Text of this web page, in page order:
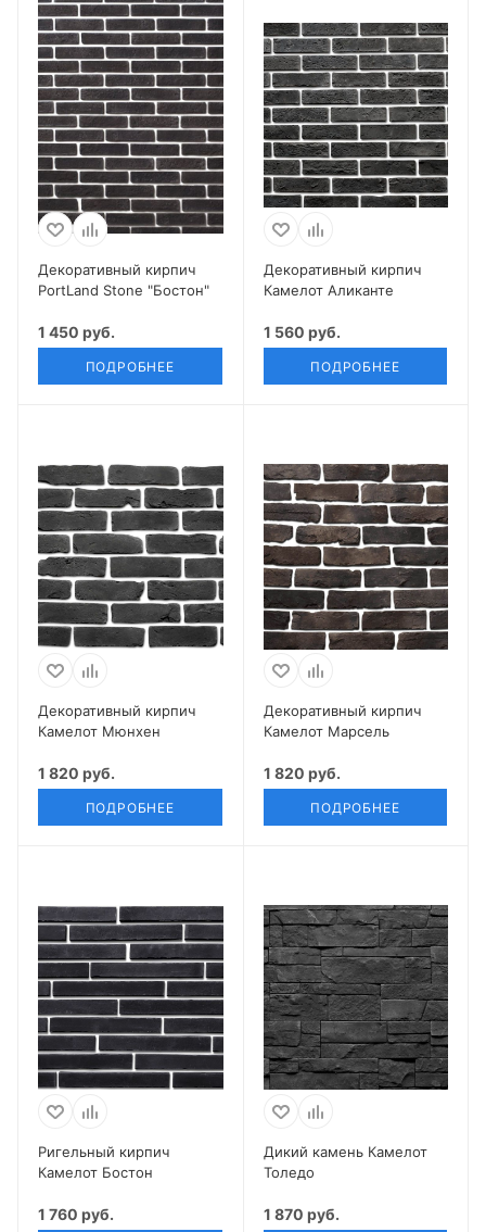
Декоративный кирпич
PortLand Stone "Бостон"
1 450 руб.
ПОДРОБНЕЕ
Декоративный кирпич
Камелот Аликанте
1 560 руб.
ПОДРОБНЕЕ
Декоративный кирпич
Камелот Мюнхен
1 820 руб.
ПОДРОБНЕЕ
Декоративный кирпич
Камелот Марсель
1 820 руб.
ПОДРОБНЕЕ
Ригельный кирпич
Камелот Бостон
1 760 руб.
Дикий камень Камелот
Толедо
1 870 руб.